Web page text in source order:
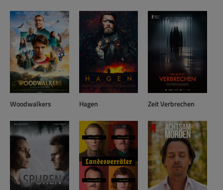
Woodwalkers Hagen Zeit Verbrechen